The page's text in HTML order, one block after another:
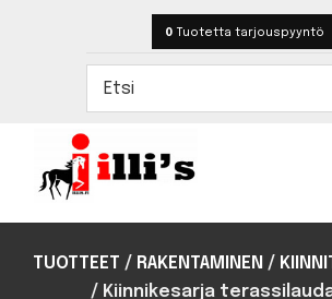
0 Tuotetta tarjouspyyntö
rakentamisen
TUOTTEET / RAKENTAMINEN /
/ Kiinnikesarja